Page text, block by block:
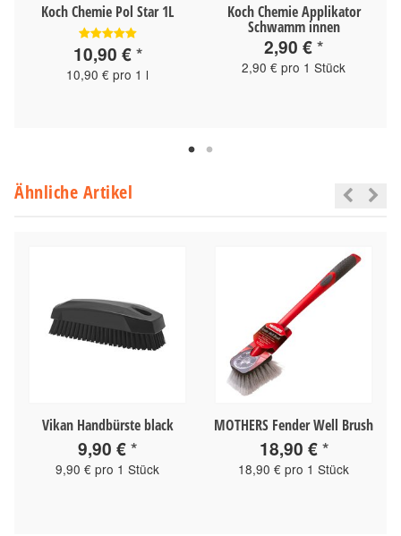
Koch Chemie Pol Star 1L
10,90 €*
10,90 € pro 1 l
Koch Chemie Applikator
Schwamm innen
2,90 €*
2,90 € pro 1 Stück
Ähnliche Artikel
Vikan Handbürste black
9,90 €*
9,90 € pro 1 Stück
MOTHERS Fender Well Brush
18,90 €*
18,90 € pro 1 Stück